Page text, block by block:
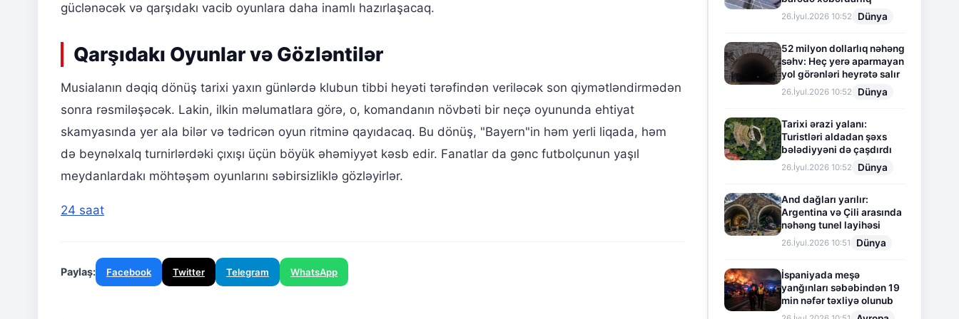
güclənəcək və qarşıdakı vacib oyunlara daha inamlı hazırlaşacaq.
Qarşıdakı Oyunlar və Gözləntilər
Musialanın dəqiq dönüş tarixi yaxın günlərdə klubun tibbi heyəti tərəfindən veriləcək son qiymətləndirmədən
sonra rəsmiləşəcək. Lakin, ilkin məlumatlara görə, o, komandanın növbəti bir neçə oyununda ehtiyat
skamyasında yer ala bilər və tədricən oyun ritminə qayıdacaq. Bu dönüş, "Bayern"in həm yerli liqada, həm
də beynəlxalq turnirlərdəki çıxışı üçün böyük əhəmiyyət kəsb edir. Fanatlar da gənc futbolçunun yaşıl
meydanlardakı möhtəşəm oyunlarını səbirsizliklə gözləyirlər.
24 saat
Paylaş: Facebook Twitter Telegram WhatsApp
26.İyul.2026 10:52 Dünya
52 milyon dollarlıq nəhəng
səhv: Heç yerə aparmayan
yol görənləri heyrətə salır
26.İyul.2026 10:52 Dünya
Tarixi ərazi yalanı:
Turistləri aldadan şəxs
bələdiyyəni də çaşdırdı
26.İyul.2026 10:52 Dünya
And dağları yarılır:
Argentina və Çili arasında
nəhəng tunel layihəsi
26.İyul.2026 10:51 Dünya
İspaniyada meşə
yanğınları səbəbindən 19
min nəfər təxliyə olunub